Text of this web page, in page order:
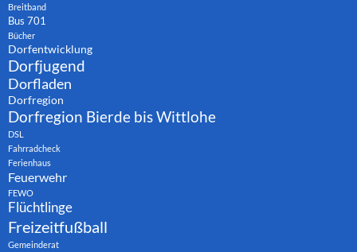
Breitband
Bus 701
Bücher
Dorfentwicklung
Dorfjugend
Dorfladen
Dorfregion
Dorfregion Bierde bis Wittlohe
DSL
Fahrradcheck
Ferienhaus
Feuerwehr
FEWO
Flüchtlinge
Freizeitfußball
Gemeinderat